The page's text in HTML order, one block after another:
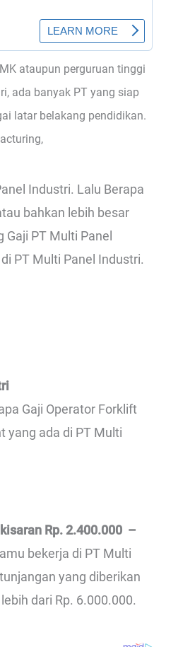
ataupun perguruan tinggi
ada banyak PT yang siap
latar belakang pendidikan.
Industri. Lalu Berapa
bahkan lebih besar
Gaji PT Multi Panel
PT Multi Panel Industri.
Gaji Operator Forklift
yang ada di PT Multi
Rp. 2.400.000 –
bekerja di PT Multi
yang diberikan
dari Rp. 6.000.000.